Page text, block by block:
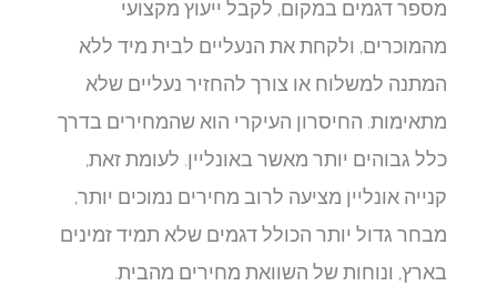
מספר דגמים במקום, לקבל ייעוץ מקצועי
מהמוכרים, ולקחת את הנעליים לבית מיד ללא
המתנה למשלוח או צורך להחזיר נעליים שלא
מתאימות. החיסרון העיקרי הוא שהמחירים בדרך
כלל גבוהים יותר מאשר באונליין. לעומת זאת,
קנייה אונליין מציעה לרוב מחירים נמוכים יותר,
מבחר גדול יותר הכולל דגמים שלא תמיד זמינים
בארץ, ונוחות של השוואת מחירים מהבית.